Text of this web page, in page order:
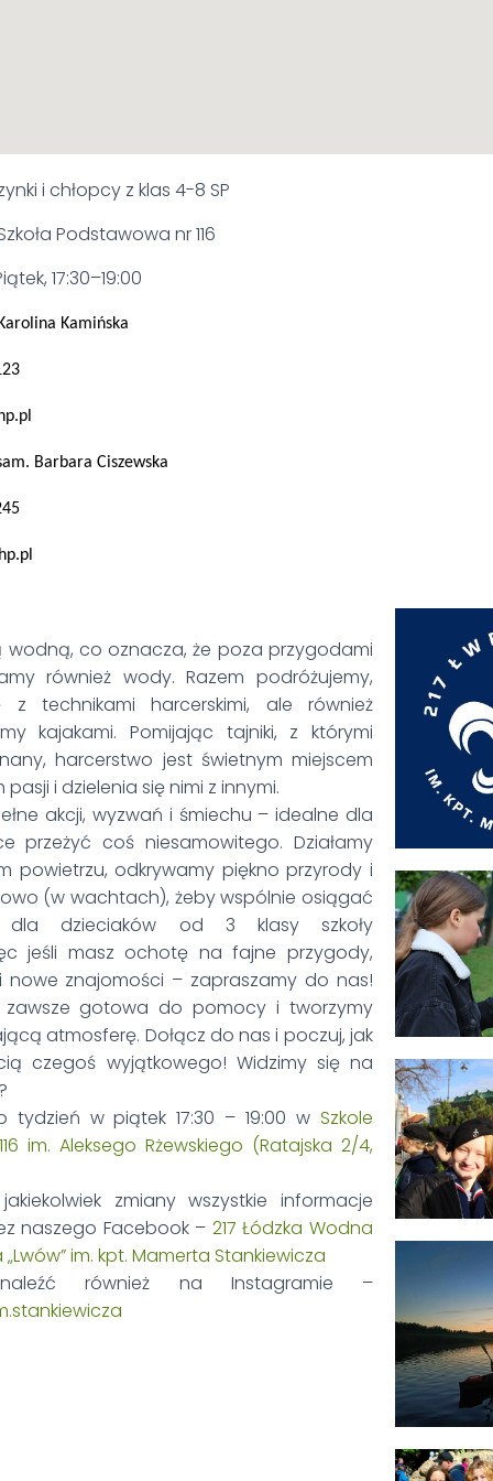
i chłopcy z klas 4-8 SP
Podstawowa nr 116
17:30–19:00
Kamińska
pl
Barbara Ciszewska
wodną, co oznacza, że poza przygodami
również wody. Razem podróżujemy,
z technikami harcerskimi, ale również
kajakami. Pomijając tajniki, z którymi
harcerstwo jest świetnym miejscem
i dzielenia się nimi z innymi.
akcji, wyzwań i śmiechu – idealne dla
przeżyć coś niesamowitego. Działamy
powietrzu, odkrywamy piękno przyrody i
(w wachtach), żeby wspólnie osiągać
dla dzieciaków od 3 klasy szkoły
jeśli masz ochotę na fajne przygody,
nowe znajomości – zapraszamy do nas!
zawsze gotowa do pomocy i tworzymy
atmosferę. Dołącz do nas i poczuj, jak
czegoś wyjątkowego! Widzimy się na
tydzień w piątek 17:30 – 19:00 w Szkole
im. Aleksego Rżewskiego (Ratajska 2/4,
zmiany wszystkie informacje
naszego Facebook – 217 Łódzka Wodna
im. kpt. Mamerta Stankiewicza
również na Instagramie –